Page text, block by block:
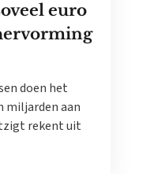
euro
doen het
miljarden aan
rekent uit